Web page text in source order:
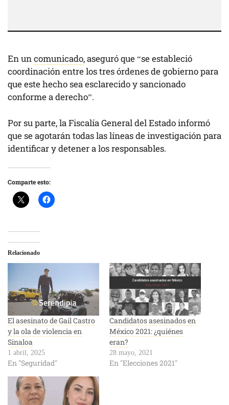
En uncomunicado, aseguró que “se estableció
coordinación entre los tres órdenes de gobierno para
que este hecho sea esclarecido y sancionado
conforme a derecho”.
Por su parte, la Fiscalía General del Estado informó
que se agotarán todas las líneas de investigación para
identificar y detener a los responsables.
Comparte esto:
Relacionado
El asesinato de Gail Castro
y la ola de violencia en
Sinaloa
1 abril, 2025
En "Seguridad"
Candidatos asesinados en
México 2021: ¿quiénes
eran?
28 mayo, 2021
En "Elecciones 2021"